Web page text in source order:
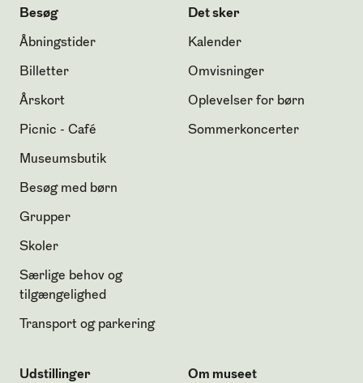
Besøg
Åbningstider
Billetter
Årskort
Picnic - Café
Museumsbutik
Besøg med børn
Grupper
Skoler
Særlige behov og
tilgængelighed
Transport og parkering
Det sker
Kalender
Omvisninger
Oplevelser for børn
Sommerkoncerter
Udstillinger Om museet